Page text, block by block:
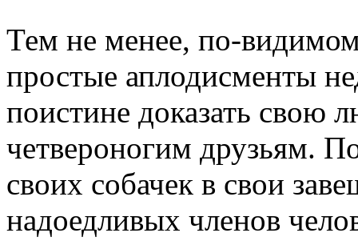
Тем не менее, по-
простые аплодисменты
поистине доказать свою
четвероногим друзьям.
своих собачек в свои
надоедливых членов